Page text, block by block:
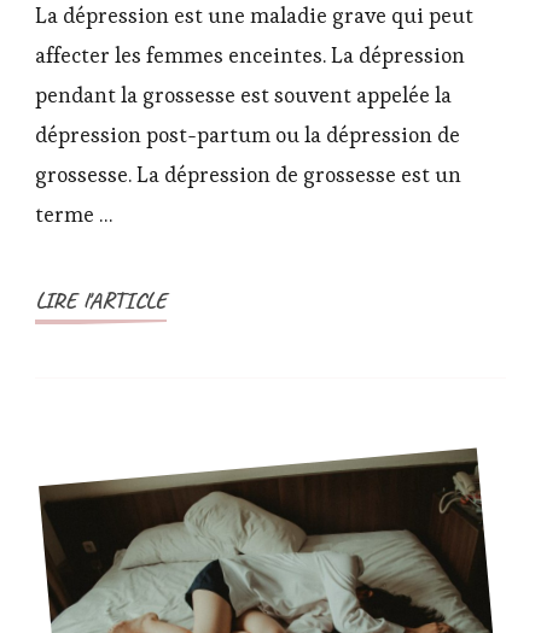
déprime
il
faut
en
La dépression est une maladie grave qui peut
affecter les femmes enceintes. La dépression
pendant la grossesse est souvent appelée la
dépression post-partum ou la dépression de
grossesse. La dépression de grossesse est un
terme …
LIRE l'ARTICLE